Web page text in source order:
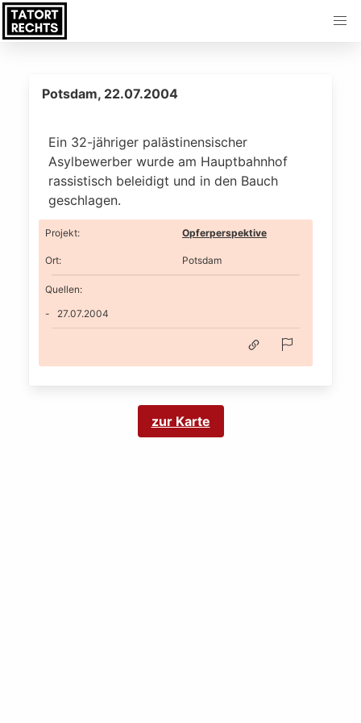
Potsdam, 22.07.2004
Ein 32-jähriger palästinensischer
Asylbewerber wurde am Hauptbahnhof
rassistisch beleidigt und in den Bauch
geschlagen.
Projekt: Opferperspektive
Ort: Potsdam
Quellen:
27.07.2004
zur Karte